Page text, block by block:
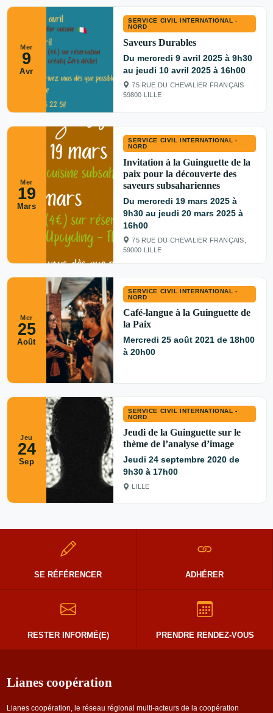
Mer
9
Avr
SERVICE CIVIL INTERNATIONAL -
NORD
Saveurs Durables
Du mercredi 9 avril 2025 à 9h30
au jeudi 10 avril 2025 à 16h00
75 RUE DU CHEVALIER FRANÇAIS
59800 LILLE
Mer
19
Mars
SERVICE CIVIL INTERNATIONAL -
NORD
Invitation à la Guinguette de la
paix pour la découverte des
saveurs subsahariennes
Du mercredi 19 mars 2025 à
9h30 au jeudi 20 mars 2025 à
16h00
75 RUE DU CHEVALIER FRANÇAIS,
59000 LILLE
Mer
25
Août
SERVICE CIVIL INTERNATIONAL -
NORD
Café-langue à la Guinguette de
la Paix
Mercredi 25 août 2021 de 18h00
à 20h00
Jeu
24
Sep
SERVICE CIVIL INTERNATIONAL -
NORD
Jeudi de la Guinguette sur le
thème de l’analyse d’image
Jeudi 24 septembre 2020 de
9h30 à 17h00
LILLE
SE RÉFÉRENCER ADHÉRER
RESTER INFORMÉ(E) PRENDRE RENDEZ-VOUS
Lianes coopération
Lianes coopération, le réseau régional multi-acteurs de la coopération